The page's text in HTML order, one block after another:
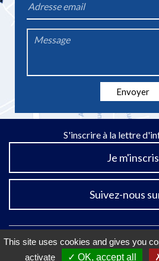
*
*
Envoyer
S'inscrire à la lettre
Je m'inscris
Suivez-nous
This site uses cookies and gives you
activate
OK, accept all